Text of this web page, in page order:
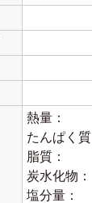
熱量：
たんぱく質
脂質：
炭水化物：
塩分量：